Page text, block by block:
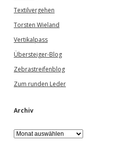
Textilvergehen
Torsten Wieland
Vertikalpass
Übersteiger-Blog
Zebrastreifenblog
Zum runden Leder
Archiv
A
r